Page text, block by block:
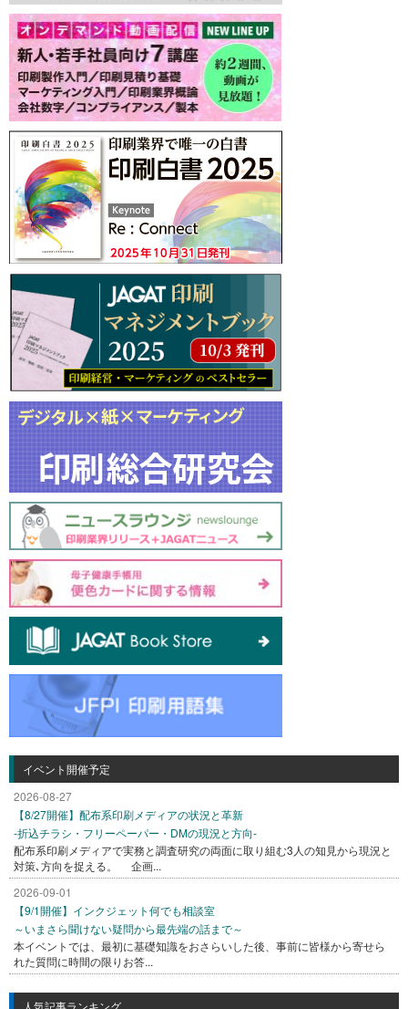
イベント開催予定
2026-08-27
【8/27開催】配布系印刷メディアの状況と革新
-折込チラシ・フリーペーパー・DMの現況と方向-
配布系印刷メディアで実務と調査研究の両面に取り組む3人の知見から現況と
対策､方向を捉える。 企画...
2026-09-01
【9/1開催】インクジェット何でも相談室
～いまさら聞けない疑問から最先端の話まで～
本イベントでは、最初に基礎知識をおさらいした後、事前に皆様から寄せら
れた質問に時間の限りお答...
人気記事ランキング